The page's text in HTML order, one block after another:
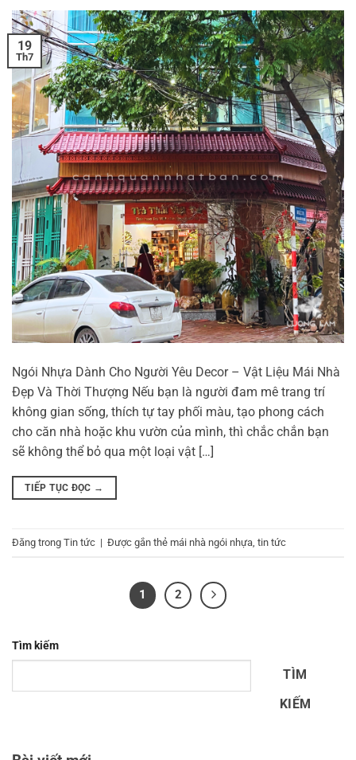
19
Th7
Ngói Nhựa Dành Cho Người Yêu Decor – Vật Liệu Mái Nhà
Đẹp Và Thời Thượng Nếu bạn là người đam mê trang trí
không gian sống, thích tự tay phối màu, tạo phong cách
cho căn nhà hoặc khu vườn của mình, thì chắc chắn bạn
sẽ không thể bỏ qua một loại vật […]
TIẾP TỤC ĐỌC →
Đăng trong Tin tức | Được gắn thẻ mái nhà ngói nhựa tin tức
1 2
Tìm kiếm
TÌM
KIẾM